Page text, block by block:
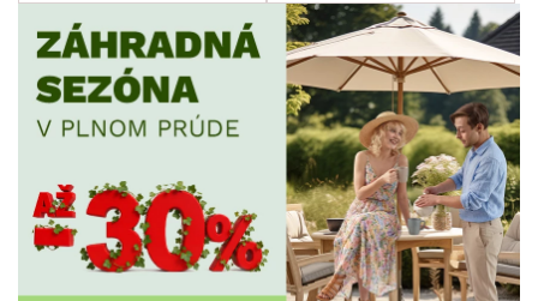
min. cm max.
ŠTÝL
MIESTNOSŤ
ZNAČKA
SKLADOVOSŤ